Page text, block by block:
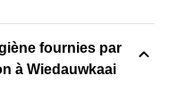
fournies par
à Wiedauwkaai